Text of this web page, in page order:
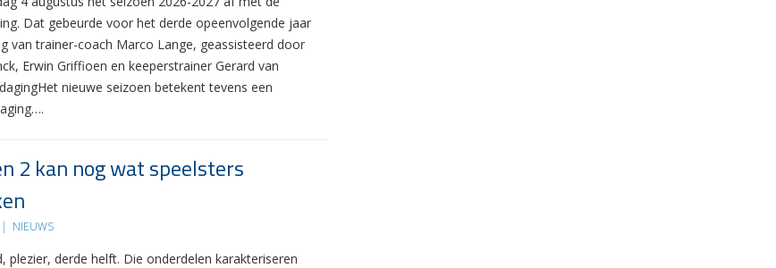
Dat gebeurde voor het derde opeenvolgende jaar
van trainer-coach Marco Lange, geassisteerd door
Erwin Griffioen en keeperstrainer Gerard van
nieuwe seizoen betekent tevens een
2 kan nog wat speelsters
| NIEUWS
plezier, derde helft. Die onderdelen karakteriseren